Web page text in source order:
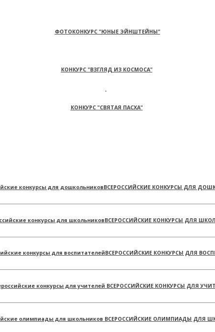
ФОТОКОНКУРС "ЮНЫЕ ЭЙНШТЕЙНЫ"
КОНКУРС "ВЗГЛЯД ИЗ КОСМОСА"
КОНКУРС "СВЯТАЯ ПАСХА"
ВСЕРОССИЙСКИЕ КОНКУРСЫ ДЛЯ
ВСЕРОССИЙСКИЕ КОНКУРСЫ ДЛЯ
ВСЕРОССИЙСКИЕ КОНКУРСЫ ДЛЯ
ВСЕРОССИЙСКИЕ КОНКУРСЫ ДЛЯ
ВСЕРОССИЙСКИЕ ОЛИМПИАДЫ ДЛЯ